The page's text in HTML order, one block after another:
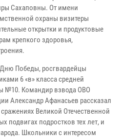
Сахаповны. От имени
охраны визитеры
открытки и продуктовые
крепкого здоровья,
Победы, росгвардейцы
6 «в» класса средней
№10. Командир взвода ОВО
Александр Афанасьев рассказал
Великой Отечественной
подвигах подростков тех лет, и
Школьники с интересом